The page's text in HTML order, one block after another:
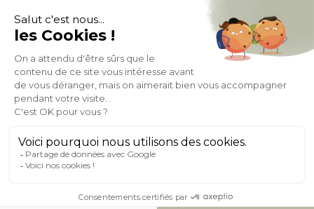
Expéditionen
24/72h
Appel gratuit
0 20 88 04 14
À PROPOS DE MILIBOO